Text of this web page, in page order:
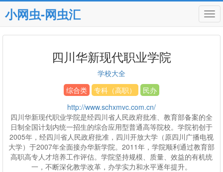
小网虫-网虫汇
四川华新现代职业学院
学校大全
综合类
专科（高职）
民办
http://www.schxmvc.com.cn/
四川华新现代职业学院是经四川省人民政府批准、教育部备案的全
日制全国计划内统一招生的综合应用型普通高等院校。学院初创于
2005年，经四川省人民政府批准，四川开放大学（原四川广播电视
大学）于2007年全面接办华新学院。2011年，学院顺利通过教育部
高职高专人才培养工作评估。学院坚持规模、质量、效益的有机统
一，不断深化教学改革，办学实力和水平逐年提升。